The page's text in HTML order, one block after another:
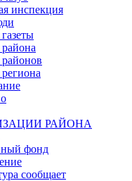
инспекция
РАЙОНА
фонд
сообщает